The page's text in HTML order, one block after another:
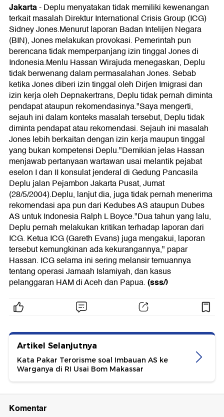
Jakarta-Deplu menyatakan tidak memiliki kewenangan
terkait masalah Direktur International Crisis Group (ICG)
Sidney Jones.Menurut laporan Badan Intelijen Negara
(BIN), Jones melakukan provokasi. Pemerintah pun
berencana tidak memperpanjang izin tinggal Jones di
Indonesia.Menlu Hassan Wirajuda menegaskan, Deplu
tidak berwenang dalam permasalahan Jones. Sebab
ketika Jones diberi izin tinggal oleh Dirjen Imigrasi dan
izin kerja oleh Depnakertrans, Deplu tidak pernah diminta
pendapat ataupun rekomendasinya."Saya mengerti,
sejauh ini dalam konteks masalah tersebut, Deplu tidak
diminta pendapat atau rekomendasi. Sejauh ini masalah
Jones lebih berkaitan dengan izin kerja maupun tinggal
yang bukan kompetensi Deplu."Demikian jelas Hassan
menjawab pertanyaan wartawan usai melantik pejabat
eselon I dan II konsulat jenderal di Gedung Pancasila
Deplu jalan Pejambon Jakarta Pusat, Jumat
(28/5/2004).Deplu, lanjut dia, juga tidak pernah menerima
rekomendasi apa pun dari Kedubes AS ataupun Dubes
AS untuk Indonesia Ralph L Boyce."Dua tahun yang lalu,
Deplu pernah melakukan kritikan terhadap laporan dari
ICG. Ketua ICG (Gareth Evans) juga mengakui, laporan
tersebut kemungkinan ada kekurangannya," papar
Hassan. ICG selama ini sering melansir temuannya
tentang operasi Jamaah Islamiyah, dan kasus
pelanggaran HAM di Aceh dan Papua.(sss/)
Artikel Selanjutnya
Kata Pakar Terorisme soal Imbauan AS ke
Warganya di RI Usai Bom Makassar